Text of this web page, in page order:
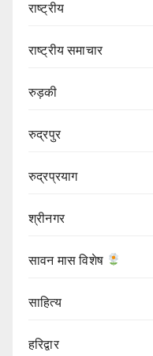
राष्ट्रीय
राष्ट्रीय समाचार
रुड़की
रुद्रपुर
रुद्रप्रयाग
श्रीनगर
सावन मास विशेष
साहित्य
हरिद्वार